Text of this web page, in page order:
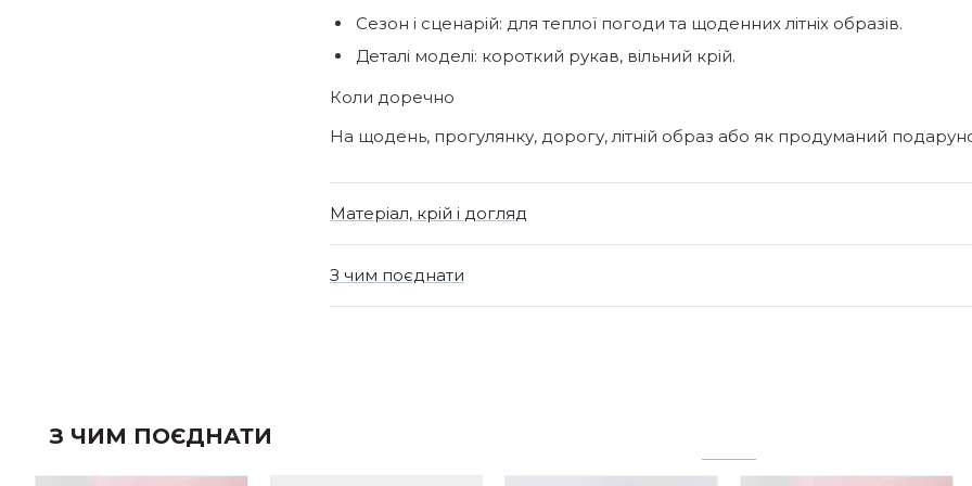
Сезон і сценарій: для теплої погоди та щоденних літніх образів.
Деталі моделі: короткий рукав, вільний крій.
Коли доречно
На щодень, прогулянку, дорогу, літній образ або як продуманий
Матеріал, крій і догляд
З чим поєднати
З ЧИМ ПОЄДНАТИ